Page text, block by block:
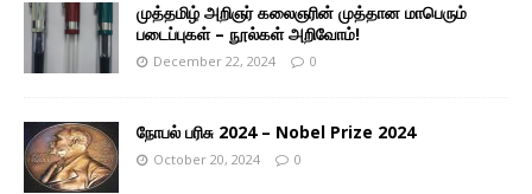
முத்தமிழ் அறிஞர் கலைஞரின் முத்தான மாபெரும்
படைப்புகள் – நூல்கள் அறிவோம்!
December 22, 2024 0
நோபல் பரிசு 2024 – Nobel Prize 2024
October 20, 2024 0